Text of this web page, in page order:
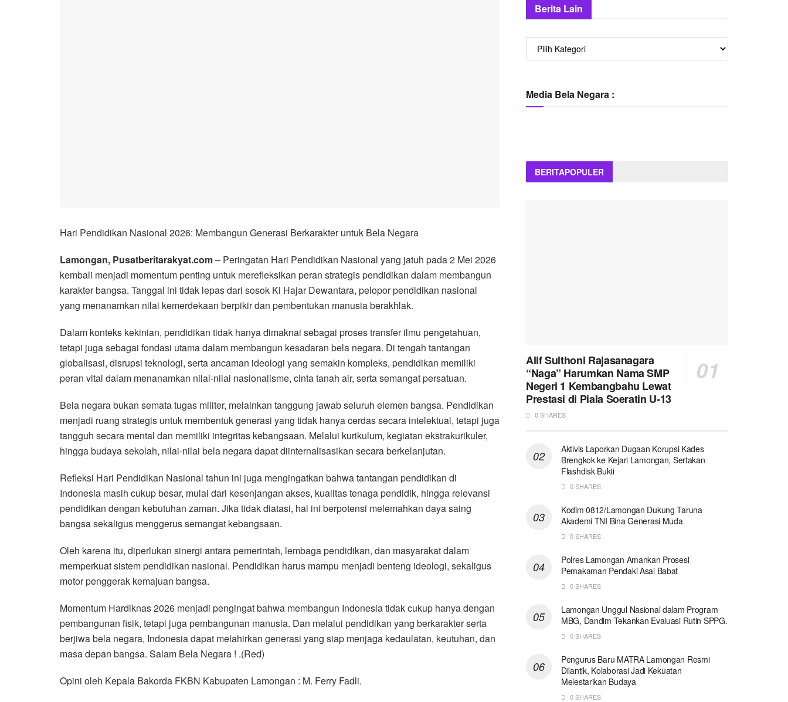
Hari Pendidikan Nasional 2026: Membangun Generasi Berkarakter untuk Bela Negara
Lamongan, Pusatberitarakyat.com– Peringatan Hari Pendidikan Nasional yang jatuh pada 2 Mei 2026
kembali menjadi momentum penting untuk merefleksikan peran strategis pendidikan dalam membangun
karakter bangsa. Tanggal ini tidak lepas dari sosok Ki Hajar Dewantara, pelopor pendidikan nasional
yang menanamkan nilai kemerdekaan berpikir dan pembentukan manusia berakhlak.
Dalam konteks kekinian, pendidikan tidak hanya dimaknai sebagai proses transfer ilmu pengetahuan,
tetapi juga sebagai fondasi utama dalam membangun kesadaran bela negara. Di tengah tantangan
globalisasi, disrupsi teknologi, serta ancaman ideologi yang semakin kompleks, pendidikan memiliki
peran vital dalam menanamkan nilai-nilai nasionalisme, cinta tanah air, serta semangat persatuan.
Bela negara bukan semata tugas militer, melainkan tanggung jawab seluruh elemen bangsa. Pendidikan
menjadi ruang strategis untuk membentuk generasi yang tidak hanya cerdas secara intelektual, tetapi juga
tangguh secara mental dan memiliki integritas kebangsaan. Melalui kurikulum, kegiatan ekstrakurikuler,
hingga budaya sekolah, nilai-nilai bela negara dapat diinternalisasikan secara berkelanjutan.
Refleksi Hari Pendidikan Nasional tahun ini juga mengingatkan bahwa tantangan pendidikan di
Indonesia masih cukup besar, mulai dari kesenjangan akses, kualitas tenaga pendidik, hingga relevansi
pendidikan dengan kebutuhan zaman. Jika tidak diatasi, hal ini berpotensi melemahkan daya saing
bangsa sekaligus menggerus semangat kebangsaan.
Oleh karena itu, diperlukan sinergi antara pemerintah, lembaga pendidikan, dan masyarakat dalam
memperkuat sistem pendidikan nasional. Pendidikan harus mampu menjadi benteng ideologi, sekaligus
motor penggerak kemajuan bangsa.
Momentum Hardiknas 2026 menjadi pengingat bahwa membangun Indonesia tidak cukup hanya dengan
pembangunan fisik, tetapi juga pembangunan manusia. Dan melalui pendidikan yang berkarakter serta
berjiwa bela negara, Indonesia dapat melahirkan generasi yang siap menjaga kedaulatan, keutuhan, dan
masa depan bangsa. Salam Bela Negara ! .(Red)
Opini oleh Kepala Bakorda FKBN Kabupaten Lamongan : M. Ferry Fadli.
Berita Lain
Berita
Media Bela Negara :
BERITAPOPULER
Alif Sulthoni Rajasanagara
“Naga” Harumkan Nama SMP
Negeri 1 Kembangbahu Lewat
Prestasi di Piala Soeratin U-13
0 SHARES
Aktivis Laporkan Dugaan Korupsi Kades
Brengkok ke Kejari Lamongan, Sertakan
Flashdisk Bukti
0 SHARES
Kodim 0812/Lamongan Dukung Taruna
Akademi TNI Bina Generasi Muda
0 SHARES
Polres Lamongan Amankan Prosesi
Pemakaman Pendaki Asal Babat
0 SHARES
Lamongan Unggul Nasional dalam Program
MBG, Dandim Tekankan Evaluasi Rutin SPPG.
0 SHARES
Pengurus Baru MATRA Lamongan Resmi
Dilantik, Kolaborasi Jadi Kekuatan
Melestarikan Budaya
0 SHARES